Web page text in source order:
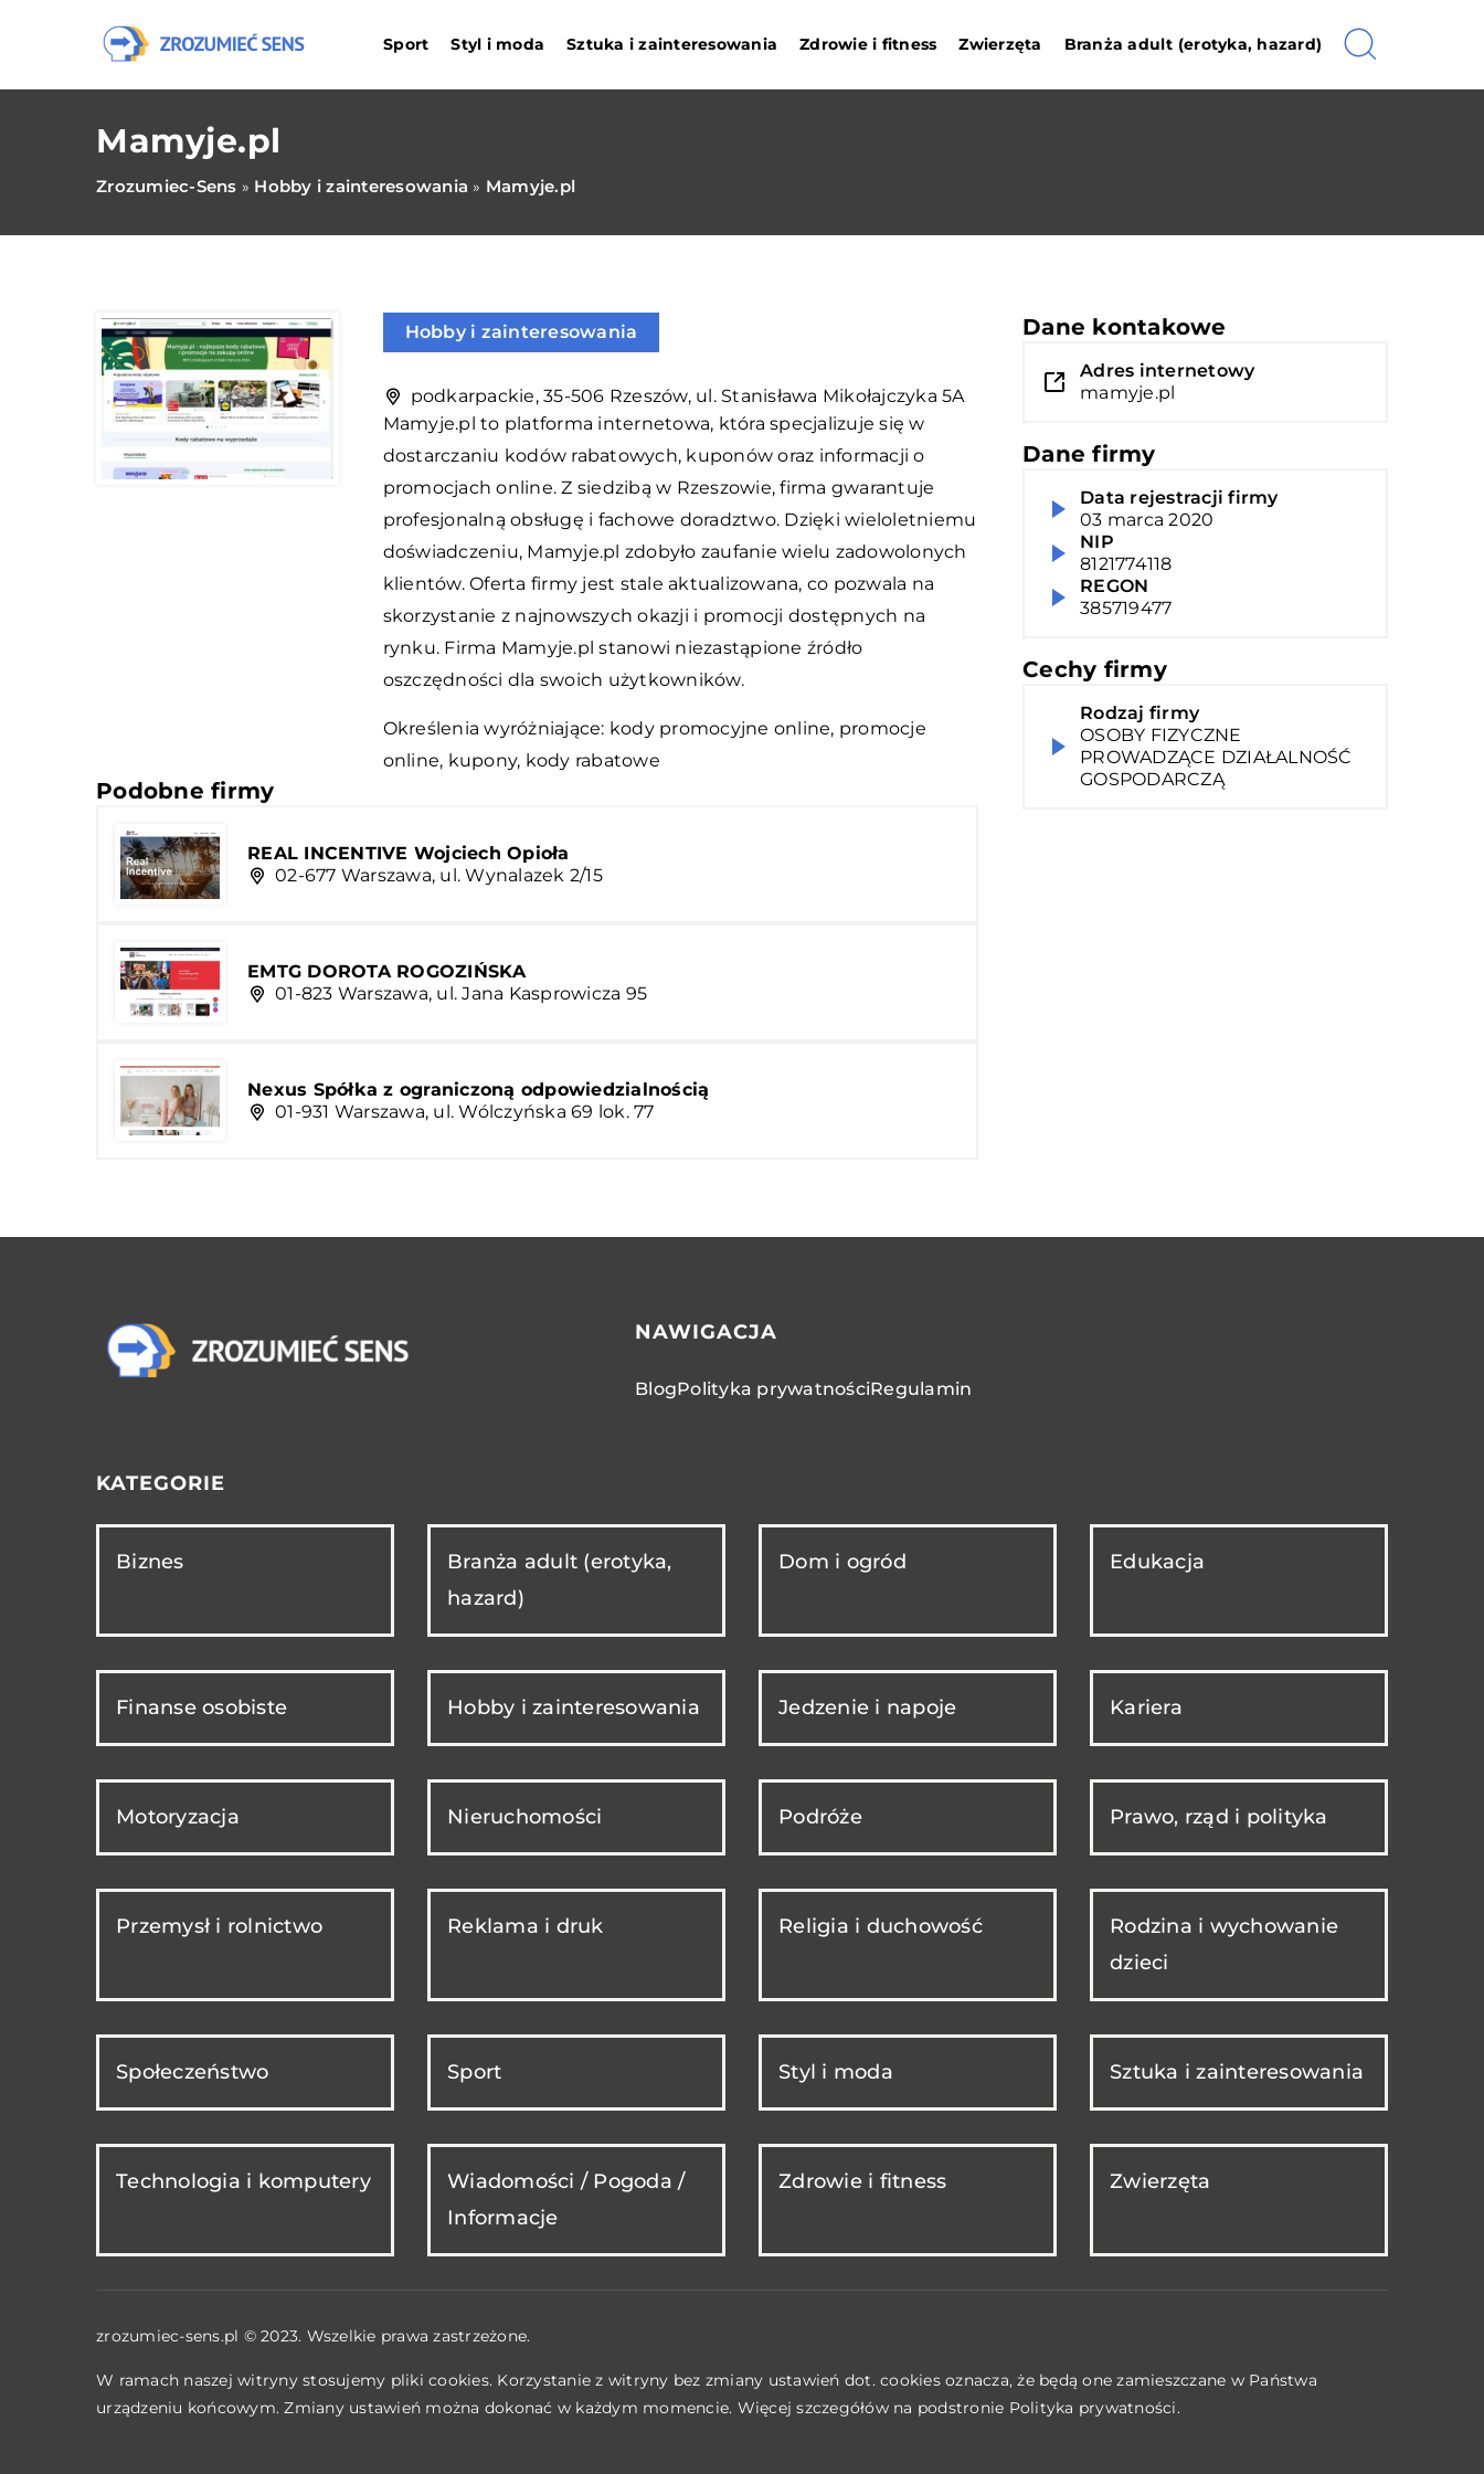
Sport Styl i moda Sztuka i zainteresowania Zdrowie i fitness Zwierzęta Branża adult (erotyka, hazard)
Mamyje.pl
Zrozumiec-Sens » Hobby i zainteresowania » Mamyje.pl
Hobby i zainteresowania
podkarpackie, 35-506 Rzeszów, ul. Stanisława Mikołajczyka 5A
Mamyje.pl to platforma internetowa, która specjalizuje się w
dostarczaniu kodów rabatowych, kuponów oraz informacji o
promocjach online. Z siedzibą w Rzeszowie, firma gwarantuje
profesjonalną obsługę i fachowe doradztwo. Dzięki wieloletniemu
doświadczeniu, Mamyje.pl zdobyło zaufanie wielu zadowolonych
klientów. Oferta firmy jest stale aktualizowana, co pozwala na
skorzystanie z najnowszych okazji i promocji dostępnych na
rynku. Firma Mamyje.pl stanowi niezastąpione źródło
oszczędności dla swoich użytkowników.
Określenia wyróżniające: kody promocyjne online, promocje
online, kupony, kody rabatowe
Podobne firmy
REAL INCENTIVE Wojciech Opioła
02-677 Warszawa, ul. Wynalazek 2/15
EMTG DOROTA ROGOZIŃSKA
01-823 Warszawa, ul. Jana Kasprowicza 95
Nexus Spółka z ograniczoną odpowiedzialnością
01-931 Warszawa, ul. Wólczyńska 69 lok. 77
Dane kontakowe
Adres internetowy
mamyje.pl
Dane firmy
Data rejestracji firmy
03 marca 2020
NIP
8121774118
REGON
385719477
Cechy firmy
Rodzaj firmy
OSOBY FIZYCZNE
PROWADZĄCE DZIAŁALNOŚĆ
GOSPODARCZĄ
NAWIGACJA
BlogPolityka prywatnościRegulamin
KATEGORIE
Biznes
Branża adult (erotyka,
hazard)
Dom i ogród Edukacja
Finanse osobiste Hobby i zainteresowania Jedzenie i napoje Kariera
Motoryzacja Nieruchomości Podróże Prawo, rząd i polityka
Przemysł i rolnictwo Reklama i druk Religia i duchowość
Rodzina i wychowanie
dzieci
Społeczeństwo Sport Styl i moda Sztuka i zainteresowania
Technologia i komputery
Wiadomości / Pogoda /
Informacje
Zdrowie i fitness Zwierzęta
zrozumiec-sens.pl © 2023. Wszelkie prawa zastrzeżone.
W ramach naszej witryny stosujemy pliki cookies. Korzystanie z witryny bez zmiany ustawień dot. cookies oznacza, że będą one zamieszczane w Państwa
urządzeniu końcowym. Zmiany ustawień można dokonać w każdym momencie. Więcej szczegółów na podstronie Polityka prywatności.